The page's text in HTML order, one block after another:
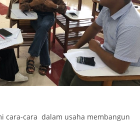
cara-cara dalam usaha membangun